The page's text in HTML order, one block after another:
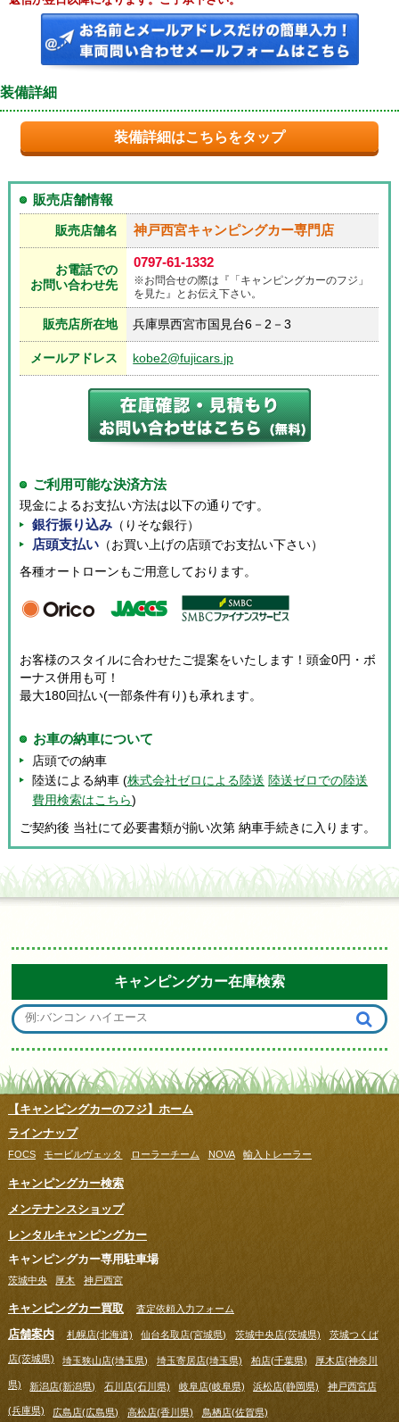
装備詳細
装備詳細はこちらをタップ
販売店舗情報
販売店舗名 神戸西宮キャンピングカー専門店
お電話での
お問い合わせ先
0797-61-1332
※お問合せの際は『「キャンピングカーのフジ」
を見た』とお伝え下さい。
販売店所在地 兵庫県西宮市国見台6－2－3
メールアドレス kobe2@fujicars.jp
ご利用可能な決済方法
現金によるお支払い方法は以下の通りです。
銀行振り込み （りそな銀行）
店頭支払い （お買い上げの店頭でお支払い下さい）
各種オートローンもご用意しております。
お客様のスタイルに合わせたご提案をいたします！頭金0円・ボ
ーナス併用も可！
最大180回払い(一部条件有り)も承れます。
お車の納車について
店頭での納車
陸送による納車 (株式会社ゼロによる陸送 陸送ゼロでの陸送
費用検索はこちら)
ご契約後 当社にて必要書類が揃い次第 納車手続きに入ります。
キャンピングカー在庫検索
【キャンピングカーのフジ】ホーム
ラインナップ
FOCS モービルヴェッタ ローラーチーム NOVA 輸入トレーラー
キャンピングカー検索
メンテナンスショップ
レンタルキャンピングカー
キャンピングカー専用駐車場
茨城中央 厚木 神戸西宮
キャンピングカー買取 査定依頼入力フォーム
店舗案内 札幌店(北海道) 仙台名取店(宮城県) 茨城中央店(茨城県) 茨城つくば
店(茨城県) 埼玉狭山店(埼玉県) 埼玉寄居店(埼玉県) 柏店(千葉県) 厚木店(神奈川
県) 新潟店(新潟県) 石川店(石川県) 岐阜店(岐阜県) 浜松店(静岡県) 神戸西宮店
(兵庫県) 広島店(広島県) 高松店(香川県) 鳥栖店(佐賀県)